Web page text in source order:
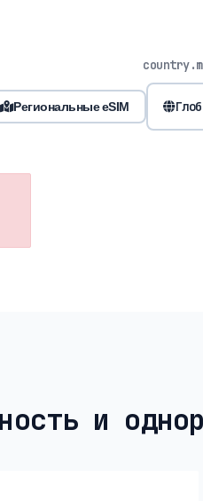
Региональные eSIM
и